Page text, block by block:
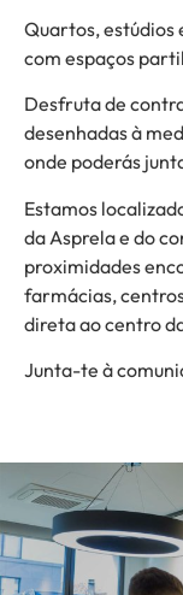
Quartos,
com espaços
Desfruta de
desenhadas à
onde poderás
Estamos
da Asprela e do
proximidades
farmácias,
direta ao centro
Junta-te à